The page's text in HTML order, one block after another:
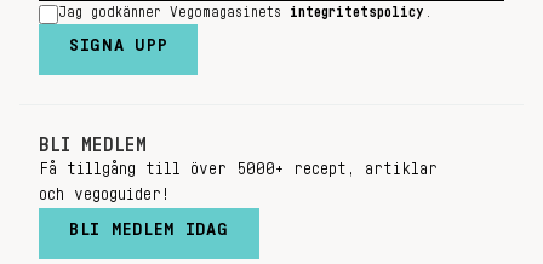
Jag godkänner Vegomagasinets integritetspolicy
SIGNA UPP
BLI MEDLEM
Få tillgång till över 5000+ recept, artiklar
och vegoguider!
BLI MEDLEM IDAG